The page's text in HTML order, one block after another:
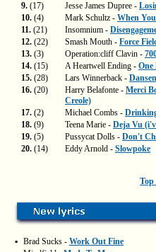
9. (17) Jesse James Dupree -
10. (4) Mark Schultz - When
11. (21) Insomnium -
12. (22) Smash Mouth - Force
13. (3) Operation:cliff Clavin -
14. (15) A Heartwell Ending - One
15. (28) Lars Winnerback -
16. (20) Harry Belafonte - Merci
Creole)
17. (2) Michael Combs -
18. (9) Teena Marie - Deja Vu
19. (5) Pussycat Dolls - Don't
20. (14) Eddy Arnold - Slowpoke
Top
▪ Brad Sucks - Work Out Fine